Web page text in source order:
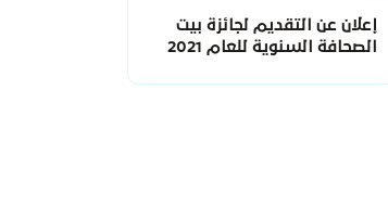
إعلان عن التقديم لجائزة بيت
الصحافة السنوية للعام 2021